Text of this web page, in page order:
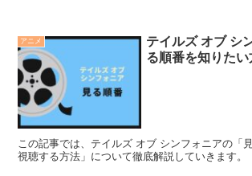
アニメ
テイルズ オブ シ
る順番を知りたい
この記事では、テイルズ オブ シンフォニアの「
視聴する方法」について徹底解説していきます。